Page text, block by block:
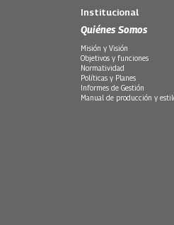
Institucional
Quiénes Somos
Misión y Visión
Objetivos y funciones
Normatividad
Políticas y Planes
Informes de Gestión
Manual de producción y